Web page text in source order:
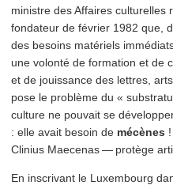
ministre des Affaires culturelles
fondateur de février 1982 que,
des besoins matériels
une volonté de formation et de
et de jouissance des lettres,
pose le problème du «
culture ne pouvait se
: elle avait besoin de mécènes
Clinius Maecenas — protège
En inscrivant le Luxembourg